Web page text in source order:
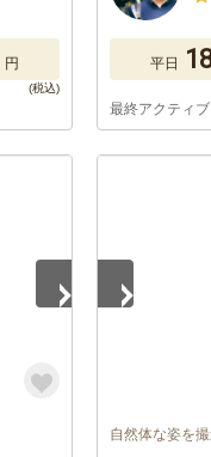
円 平日
最終アクティ
自然体な姿を